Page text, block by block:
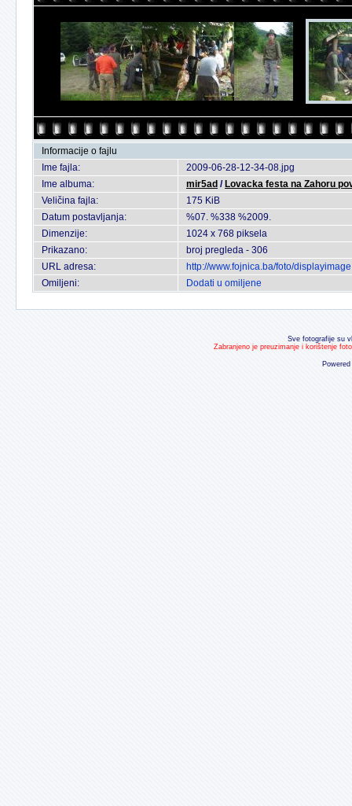
Informacije o fajlu
Ime fajla:
2009-06-28-12-34-08.jpg
Ime albuma:
mir5ad / Lovacka festa na Zahoru
Veličina fajla:
175 KiB
Datum postavljanja:
%07. %338 %2009.
Dimenzije:
1024 x 768 piksela
Prikazano:
broj pregleda - 306
URL adresa:
http://www.fojnica.ba/foto/
Omiljeni:
Dodati u omiljene
Sve fotografije su
Zabranjeno je preuzimanje i korištenje